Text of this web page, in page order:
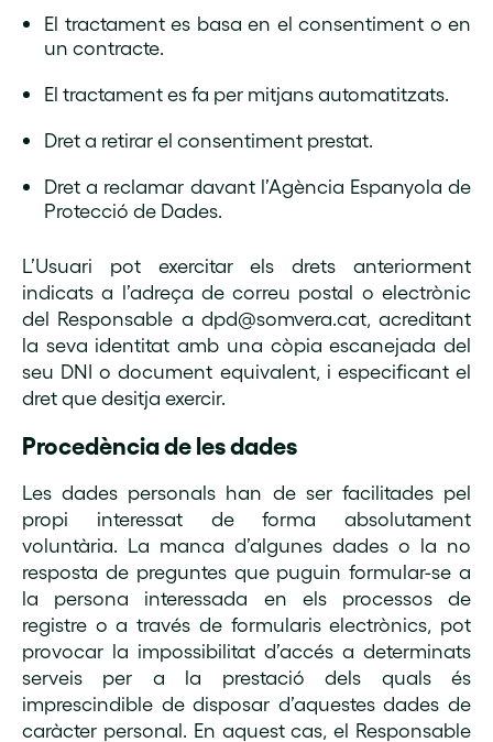
El tractament es basa en el consentiment o en
un contracte.
El tractament es fa per mitjans automatitzats.
Dret a retirar el consentiment prestat.
Dret a reclamar davant l’Agència Espanyola de
Protecció de Dades.
L’Usuari pot exercitar els drets anteriorment
indicats a l’adreça de correu postal o electrònic
del Responsable a dpd@somvera.cat, acreditant
la seva identitat amb una còpia escanejada del
seu DNI o document equivalent, i especificant el
dret que desitja exercir.
Procedència de les dades
Les dades personals han de ser facilitades pel
propi interessat de forma absolutament
voluntària. La manca d’algunes dades o la no
resposta de preguntes que puguin formular-se a
la persona interessada en els processos de
registre o a través de formularis electrònics, pot
provocar la impossibilitat d’accés a determinats
serveis per a la prestació dels quals és
imprescindible de disposar d’aquestes dades de
caràcter personal. En aquest cas, el Responsable